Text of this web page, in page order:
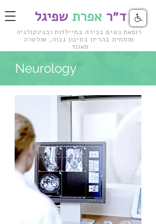
ד״ר אפרת שפיגל
רופאת נשים בכירה במיילדות ובגינקולגיה
מומחית בהריון בסיכון גבוה, אולטרה
סאונד
Neurology